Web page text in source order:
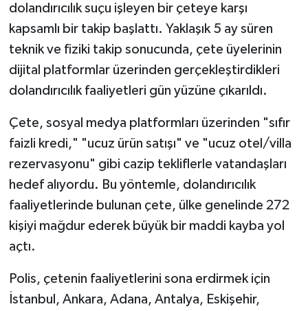
dolandırıcılık suçu işleyen bir çeteye karşı
kapsamlı bir takip başlattı. Yaklaşık 5 ay süren
teknik ve fiziki takip sonucunda, çete üyelerinin
dijital platformlar üzerinden gerçekleştirdikleri
dolandırıcılık faaliyetleri gün yüzüne çıkarıldı.
Çete, sosyal medya platformları üzerinden "sıfır
faizli kredi," "ucuz ürün satışı" ve "ucuz otel/villa
rezervasyonu" gibi cazip tekliflerle vatandaşları
hedef alıyordu. Bu yöntemle, dolandırıcılık
faaliyetlerinde bulunan çete, ülke genelinde 272
kişiyi mağdur ederek büyük bir maddi kayba yol
açtı.
Polis, çetenin faaliyetlerini sona erdirmek için
İstanbul, Ankara, Adana, Antalya, Eskişehir,